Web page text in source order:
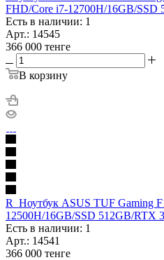
FHD/Core i7-12700H/16GB/SSD
Есть в наличии: 1
Арт.: 14545
366 000 тенге
В корзину
R_Ноутбук ASUS TUF Gaming
12500H/16GB/SSD 512GB/RTX
Есть в наличии: 1
Арт.: 14541
366 000 тенге